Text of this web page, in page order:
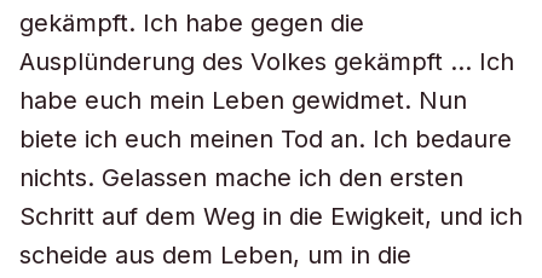
gekämpft. Ich habe gegen die
Ausplünderung des Volkes gekämpft … Ich
habe euch mein Leben gewidmet. Nun
biete ich euch meinen Tod an. Ich bedaure
nichts. Gelassen mache ich den ersten
Schritt auf dem Weg in die Ewigkeit, und ich
scheide aus dem Leben, um in die